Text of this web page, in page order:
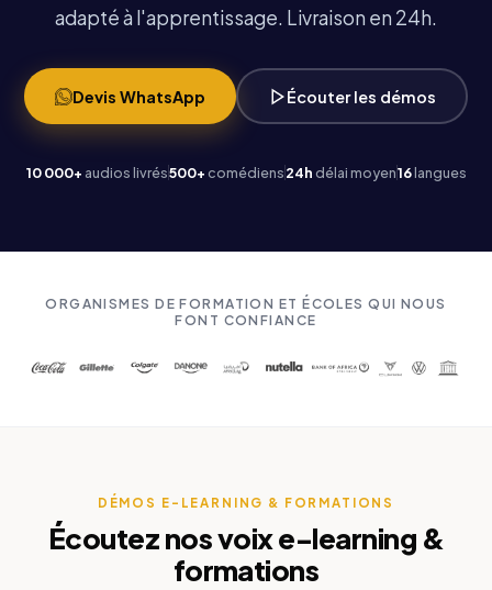
adapté à l'apprentissage. Livraison en 24h.
Devis WhatsApp Écouter les démos
10 000+ audios livrés500+comédiens24hdélai moyen16langues
ORGANISMES DE FORMATION ET ÉCOLES QUI NOUS
FONT CONFIANCE
DÉMOS E-LEARNING & FORMATIONS
Écoutez nos voix e-learning &
formations